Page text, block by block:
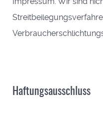
Haftungsausschluss